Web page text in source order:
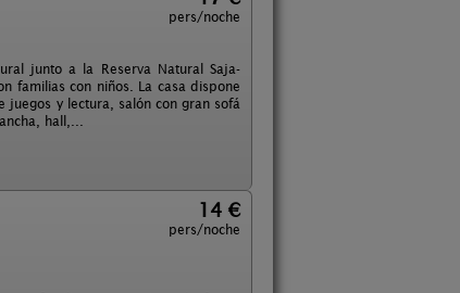
pers/noche
junto a la Reserva Natural Saja-
familias con niños. La casa dispone
y lectura, salón con gran sofá
hall,...
14 €
pers/noche